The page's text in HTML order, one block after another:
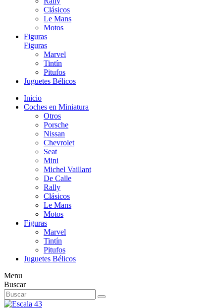
Clásicos
Le Mans
Motos
Figuras
Figuras
Marvel
Tintín
Pitufos
Juguetes Bélicos
Inicio
Coches en Miniatura
Otros
Porsche
Nissan
Chevrolet
Seat
Mini
Michel Vaillant
De Calle
Rally
Clásicos
Le Mans
Motos
Figuras
Marvel
Tintín
Pitufos
Juguetes Bélicos
Menu
Buscar